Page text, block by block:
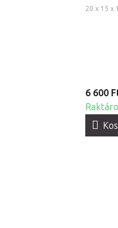
20 x 15 x
6 600